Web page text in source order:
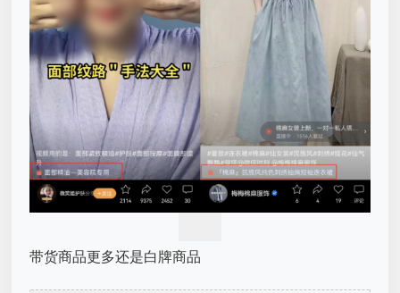
带货商品更多还是白牌商品